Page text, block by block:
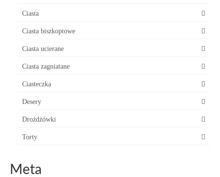
Ciasta
Ciasta biszkoptowe
Ciasta ucierane
Ciasta zagniatane
Ciasteczka
Desery
Drożdżówki
Torty
Meta